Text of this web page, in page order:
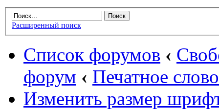
Расширенный поиск
Список форумов ‹
форум ‹ Печатное
Изменить размер